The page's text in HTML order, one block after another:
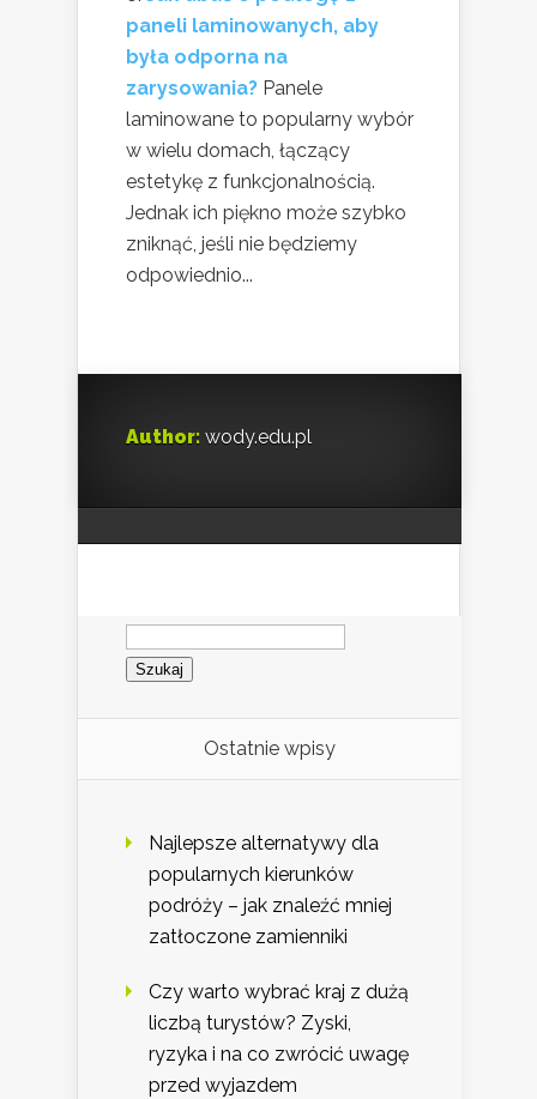
paneli laminowanych, aby
była odporna na
zarysowania? Panele
laminowane to popularny wybór
w wielu domach, łączący
estetykę z funkcjonalnością.
Jednak ich piękno może szybko
zniknąć, jeśli nie będziemy
odpowiednio...
Author: wody.edu.pl
Szukaj:
Ostatnie wpisy
Najlepsze alternatywy dla
popularnych kierunków
podróży – jak znaleźć mniej
zatłoczone zamienniki
Czy warto wybrać kraj z dużą
liczbą turystów? Zyski,
ryzyka i na co zwrócić uwagę
przed wyjazdem